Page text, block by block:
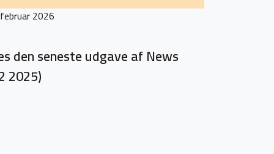
2026
den seneste udgave af News
2025)